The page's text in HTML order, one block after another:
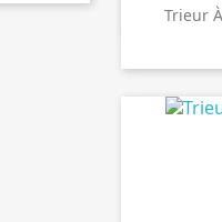
Trieur
